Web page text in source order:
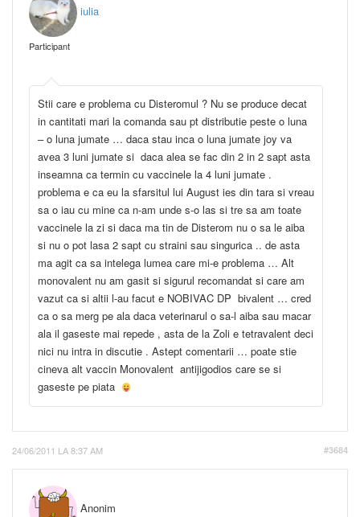
iulia
Participant
Stii care e problema cu Disteromul ? Nu se produce decat
in cantitati mari la comanda sau pt distributie peste o luna
– o luna jumate … daca stau inca o luna jumate joy va
avea 3 luni jumate si daca alea se fac din 2 in 2 sapt asta
inseamna ca termin cu vaccinele la 4 luni jumate .
problema e ca eu la sfarsitul lui August ies din tara si vreau
sa o iau cu mine ca n-am unde s-o las si tre sa am toate
vaccinele la zi si daca ma tin de Disterom nu o sa le aiba
si nu o pot lasa 2 sapt cu straini sau singurica .. de asta
ma agit ca sa intelega lumea care mi-e problema … Alt
monovalent nu am gasit si sigurul recomandat si care am
vazut ca si altii l-au facut e NOBIVAC DP bivalent … cred
ca o sa merg pe ala daca veterinarul o sa-l aiba sau macar
ala il gaseste mai repede , asta de la Zoli e tetravalent deci
nici nu intra in discutie . Astept comentarii … poate stie
cineva alt vaccin Monovalent antijigodios care se si
gaseste pe piata
24/06/2011 LA 8:37 AM #3684
Anonim